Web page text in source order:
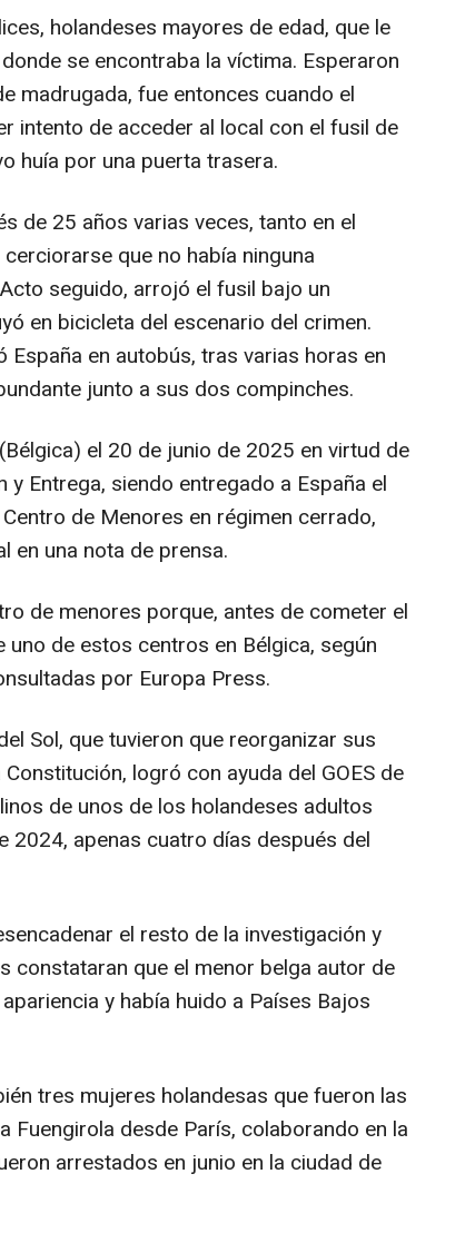
holandeses mayores de edad, que le
se encontraba la víctima. Esperaron
madrugada, fue entonces cuando el
intento de acceder al local con el fusil de
huía por una puerta trasera.
de 25 años varias veces, tanto en el
que no había ninguna
seguido, arrojó el fusil bajo un
en bicicleta del escenario del crimen.
en autobús, tras varias horas en
junto a sus dos compinches.
el 20 de junio de 2025 en virtud de
y Entrega, siendo entregado a España el
de Menores en régimen cerrado,
en una nota de prensa.
de menores porque, antes de cometer el
de estos centros en Bélgica, según
por Europa Press.
Sol, que tuvieron que reorganizar sus
logró con ayuda del GOES de
de unos de los holandeses adultos
2024, apenas cuatro días después del
el resto de la investigación y
constataran que el menor belga autor de
y había huido a Países Bajos
tres mujeres holandesas que fueron las
Fuengirola desde París, colaborando en la
arrestados en junio en la ciudad de